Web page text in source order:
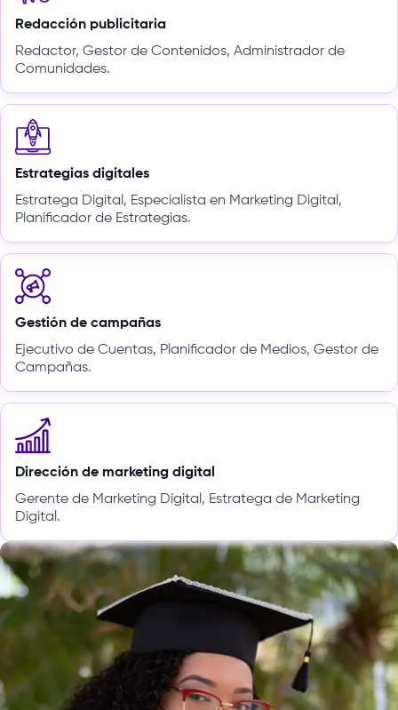
Redacción publicitaria
Redactor, Gestor de Contenidos, Administrador de
Comunidades.
Estrategias digitales
Estratega Digital, Especialista en Marketing Digital,
Planificador de Estrategias.
Gestión de campañas
Ejecutivo de Cuentas, Planificador de Medios, Gestor de
Campañas.
Dirección de marketing digital
Gerente de Marketing Digital, Estratega de Marketing
Digital.